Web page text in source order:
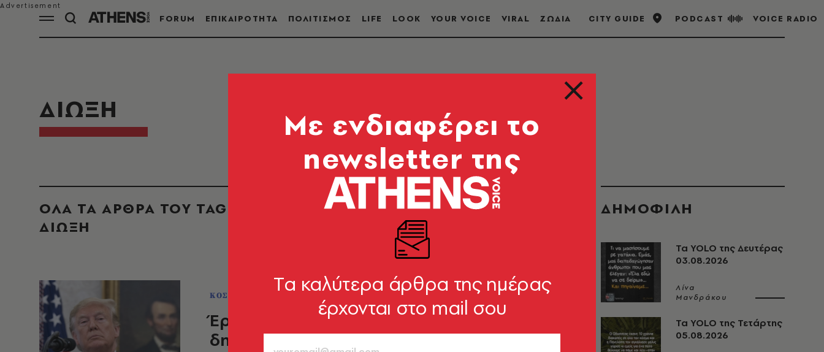
FORUM ΕΠΙΚΑΙΡΟΤΗΤΑ ΠΟΛΙΤΙΣΜΟΣ LIFE LOOK YOUR VOICE VIRAL ΖΩΔΙΑ CITY GUIDE PODCAST VOICE RADIO
ΔΙΩΞΗ
ΟΛΑ ΤΑ ΑΡΘΡΑ ΤΟΥ TAG
ΔΙΩΞΗ
ΚΟΣΜΟΣ
Έρευνα για δίωξη Τραμπ: Ξεκινούν οι
δημόσιες ακροάσεις μαρτύρων
ΔΗΜΟΦΙΛΗ
Τα YOLO της Δευτέρας
03.08.2026
Λίνα
Μανδράκου
Τα YOLO της Τετάρτης
05.08.2026
Mε ενδιαφέρει το
newsletter της
Tα καλύτερα άρθρα της ημέρας
έρχονται στο mail σου